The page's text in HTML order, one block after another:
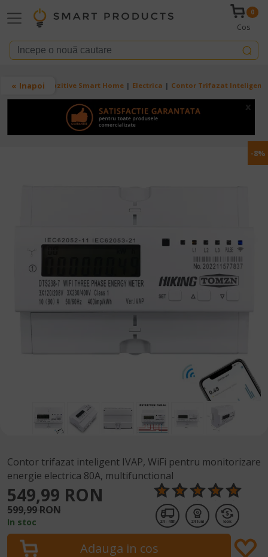
0
Cos
Breadcrumb
Acasa Dispozitive Smart Home Electrica Contor Trifazat Inteligent
Inapoi
x
-8%
Contor trifazat inteligent IVAP, WiFi pentru monitorizare
energie electrica 80A, multifunctional
549,99 RON
599,99 RON
In stoc 24 - 48h 24 luni